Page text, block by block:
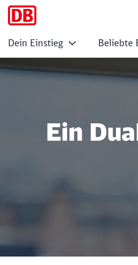
Du willst
Dein Einstieg Beliebte
Ein